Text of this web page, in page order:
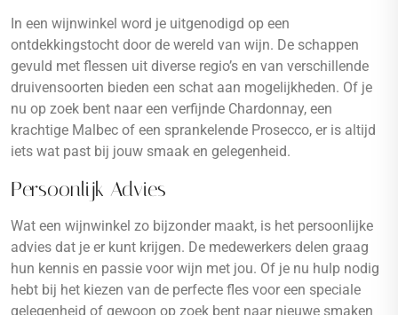
In een wijnwinkel word je uitgenodigd op een
ontdekkingstocht door de wereld van wijn. De schappen
gevuld met flessen uit diverse regio’s en van verschillende
druivensoorten bieden een schat aan mogelijkheden. Of je
nu op zoek bent naar een verfijnde Chardonnay, een
krachtige Malbec of een sprankelende Prosecco, er is altijd
iets wat past bij jouw smaak en gelegenheid.
Persoonlijk Advies
Wat een wijnwinkel zo bijzonder maakt, is het persoonlijke
advies dat je er kunt krijgen. De medewerkers delen graag
hun kennis en passie voor wijn met jou. Of je nu hulp nodig
hebt bij het kiezen van de perfecte fles voor een speciale
gelegenheid of gewoon op zoek bent naar nieuwe smaken